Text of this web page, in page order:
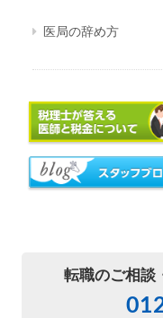
医局の辞め方
転職のご相談